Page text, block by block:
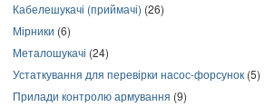
Кабелешукачі (приймачі) (26)
Мірники (6)
Металошукачі (24)
Устаткування для перевірки насос-форсунок (5)
Прилади контролю армування (9)